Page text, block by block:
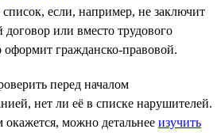
список, если, например, не заключит
договор или вместо трудового
оформит гражданско-правовой.
перед началом
нет ли её в списке нарушителей.
можно детальнее изучить